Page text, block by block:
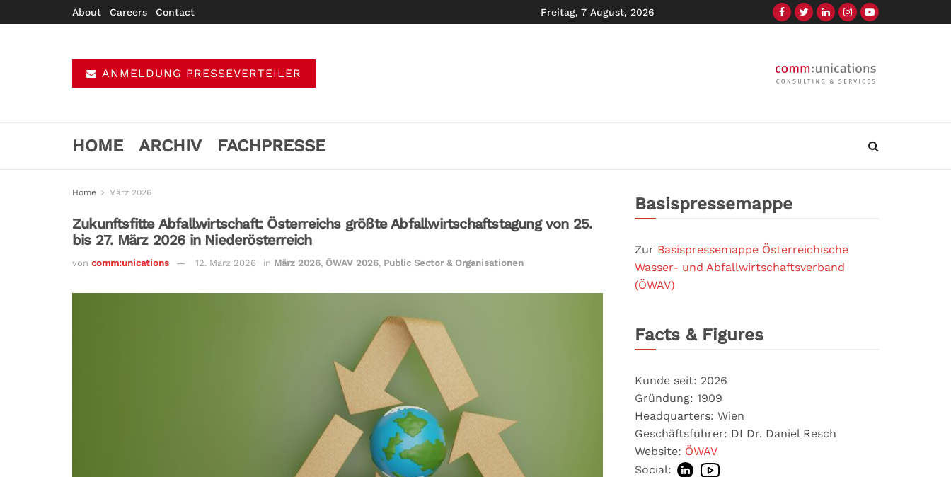
About Careers Contact Freitag, 7 August, 2026
ANMELDUNG PRESSEVERTEILER
HOME ARCHIV FACHPRESSE
Home März 2026
Zukunftsfitte Abfallwirtschaft: Österreichs größte Abfallwirtschaftstagung von 25.
bis 27. März 2026 in Niederösterreich
von comm:unications 12. März 2026 in März 2026, ÖWAV 2026, Public Sector & Organisationen
Basispressemappe
Zur Basispressemappe Österreichische
Wasser- und Abfallwirtschaftsverband
(ÖWAV)
Facts & Figures
Kunde seit: 2026
Gründung: 1909
Headquarters: Wien
Geschäftsführer: DI Dr. Daniel Resch
Website: ÖWAV
Social: